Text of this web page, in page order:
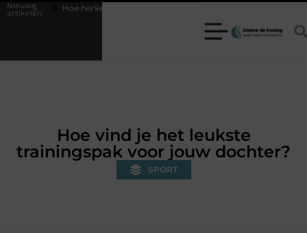
Nieuwe
artikelen
Hoe herken je een betrouwbare slotenmaker in Baarn en voorkom je
Hoe vind je het leukste
trainingspak voor jouw dochter?
SPORT